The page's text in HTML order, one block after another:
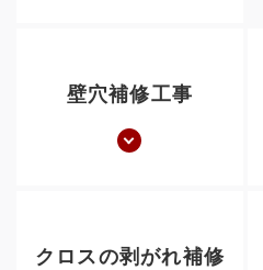
壁穴補修工事
クロスの剥がれ補修